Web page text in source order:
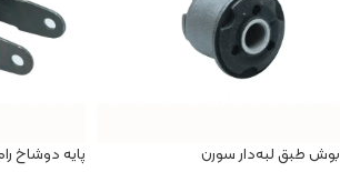
بوش طبق لبه‌دار سورن
پایه دوشاخ